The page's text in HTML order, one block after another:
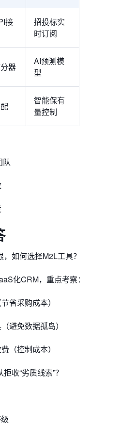
接
招投标实
时订阅
器
AI预测模
型
智能保有
量控制
队
如何选择M2L工具？​​
化CRM，重点考察：
省采购成本）
避免数据孤岛）
（控制成本）
收“劣质线索”？​​